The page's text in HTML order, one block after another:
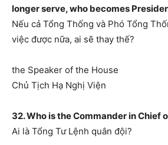
longer serve, who becomes
Nếu cả Tổng Thống và Phó Tổng
việc được nữa, ai sẽ thay thế?
the Speaker of the House
Chủ Tịch Hạ Nghị Viện
32. Who is the Commander in Chief
Ai là Tổng Tư Lệnh quân đội?